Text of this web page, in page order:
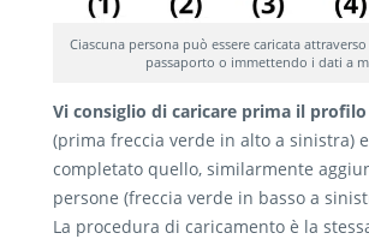
Ciascuna persona può essere caricata
passaporto o immettendo i dati a
Vi consiglio di caricare prima il
(prima freccia verde in alto a sinistra)
completato quello, similarmente
persone (freccia verde in basso a
La procedura di caricamento è la